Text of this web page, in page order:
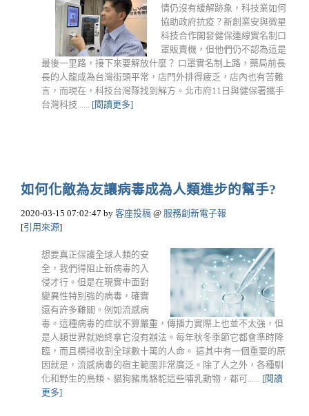
情仍沒有緩解跡象，科技業如何
協助政府抗疫？新創業安與微星
科技合作開發健保連線實名制口
罩販賣機，但他們仍不認為這是
最後一里路，接下來要解放什麼？ 口罩實名制上路，藥局前長
長的人龍成為台灣街頭平常，店門外排得疲乏，店內也有苦難
言，而現在，科技台灣隊找到解方。北市府11日與健保署攜手
台灣科技...... [閱讀更多]
如何化敵為友讓病毒成為人類進步的幫手?
2020-03-15 07:02:47 by 客座投稿 @ 服務創新電子報
[引用來源]
想要真正保護全球人類的安
全，我們得阻止新病毒的入
侵才行。但是在現實中面對
變異性特別強的病毒，確實
還有許多難關。例如流感病
毒。這種病毒的症狀不算嚴重，傳播力實際上也並不太強，但
是人類世界就始終拿它沒有辦法。每年秋冬季節它都會準時降
臨，而且橫掃收割全球數十萬的人命。 這其中有一個重要的原
因就是，流感病毒的宿主範圍非常廣泛。除了人之外，各種馴
化和野生的鳥類、貓狗豬馬駱駝這些哺乳動物，都可...... [閱讀
更多]